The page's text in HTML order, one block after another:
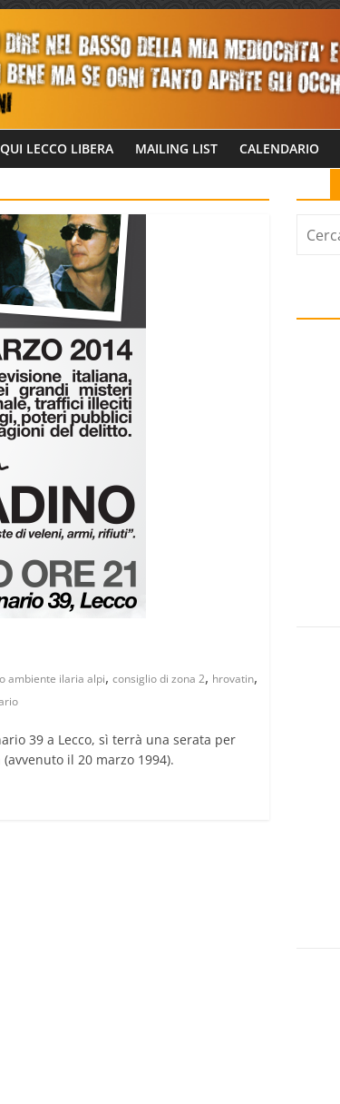
LECCO LIBERA MAILING LIST CALENDARIO
ambiente ilaria alpi, consiglio di zona 2, hrovatin,
39 a Lecco, sì terrà una serata per
il 20 marzo 1994).